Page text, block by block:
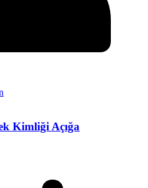
Kimliği Açığa